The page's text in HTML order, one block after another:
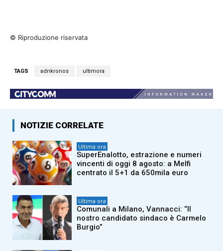
© Riproduzione riservata
TAGS adnkronos ultimora
NOTIZIE CORRELATE
Ultima ora
SuperEnalotto, estrazione e numeri
vincenti di oggi 8 agosto: a Melfi
centrato il 5+1 da 650mila euro
Ultima ora
Comunali a Milano, Vannacci: “Il
nostro candidato sindaco è Carmelo
Burgio”